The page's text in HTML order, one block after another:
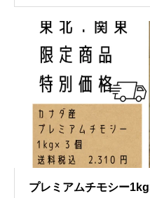
プレミアムチモシー